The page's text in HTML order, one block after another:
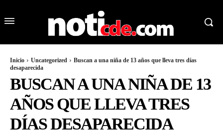
Inicio Uncategorized
Buscan a una niña de 13 años que lleva tres días
desaparecida
BUSCAN A UNA NIÑA DE 13
AÑOS QUE LLEVA TRES
DÍAS DESAPARECIDA